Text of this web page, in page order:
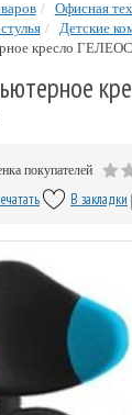
Офисная
Детские
кресло
покупателей
В закладки